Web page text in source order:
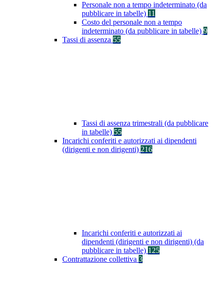
Personale non a tempo indeterminato (da
pubblicare in tabelle) 11
Costo del personale non a tempo
indeterminato (da pubblicare in tabelle) 9
Tassi di assenza 55
Tassi di assenza trimestrali (da pubblicare
in tabelle) 55
Incarichi conferiti e autorizzati ai dipendenti
(dirigenti e non dirigenti) 216
Incarichi conferiti e autorizzati ai
dipendenti (dirigenti e non dirigenti) (da
pubblicare in tabelle) 125
Contrattazione collettiva 3